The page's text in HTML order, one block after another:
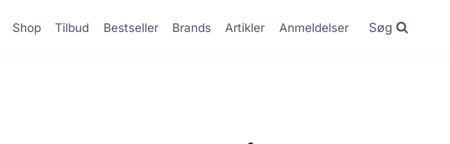
Shop Tilbud Bestseller Brands Artikler Anmeldelser Søg